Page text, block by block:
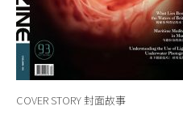
COVER STORY封面故事